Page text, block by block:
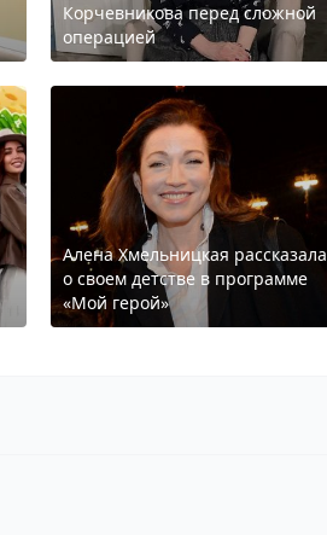
Корчевникова перед сложной
операцией
Алена Хмельницкая рассказала
о своем детстве в программе
«Мой герой»